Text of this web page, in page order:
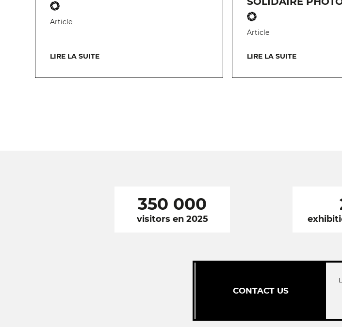
Article
LIRE LA SUITE
Article
LIRE LA SUITE
350 000
visitors en 2025
CONTACT US